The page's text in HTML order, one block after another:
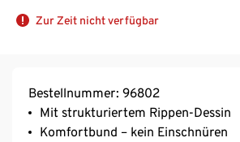
Zur Zeit nicht verfügbar
Bestellnummer: 96802
Mit strukturiertem Rippen-Dessin
Komfortbund – kein Einschnüren